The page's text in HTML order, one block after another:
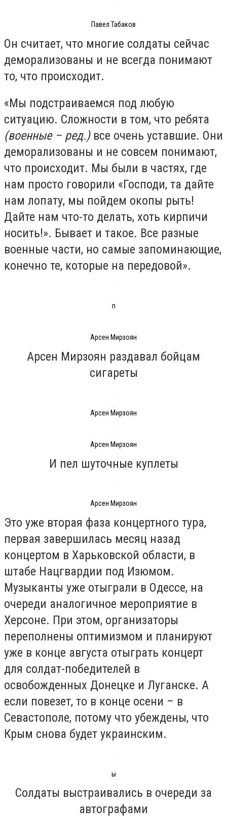
Павел Табаков
Он считает, что многие солдаты сейчас
деморализованы и не всегда понимают
то, что происходит.
«Мы подстраиваемся под любую
ситуацию. Сложности в том, что ребята
(военные – ред.)все очень уставшие. Они
деморализованы и не совсем понимают,
что происходит. Мы были в частях, где
нам просто говорили «Господи, та дайте
нам лопату, мы пойдем окопы рыть!
Дайте нам что-то делать, хоть кирпичи
носить!». Бывает и такое. Все разные
военные части, но самые запоминающие,
конечно те, которые на передовой».
п
Арсен Мирзоян
Арсен Мирзоян раздавал бойцам
сигареты
Арсен Мирзоян
Арсен Мирзоян
И пел шуточные куплеты
Арсен Мирзоян
Это уже вторая фаза концертного тура,
первая завершилась месяц назад
концертом в Харьковской области, в
штабе Нацгвардии под Изюмом.
Музыканты уже отыграли в Одессе, на
очереди аналогичное мероприятие в
Херсоне. При этом, организаторы
переполнены оптимизмом и планируют
уже в конце августа отыграть концерт
для солдат-победителей в
освобожденных Донецке и Луганске. А
если повезет, то в конце осени – в
Севастополе, потому что убеждены, что
Крым снова будет украинским.
ы
Солдаты выстраивались в очереди за
автографами